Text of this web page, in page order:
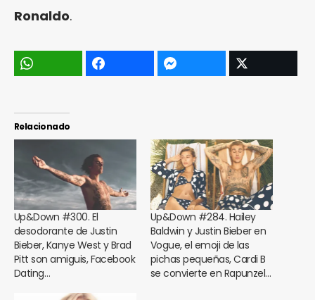
Ronaldo.
Relacionado
Up&Down #300. El
desodorante de Justin
Bieber, Kanye West y Brad
Pitt son amiguis, Facebook
Dating…
Up&Down #284. Hailey
Baldwin y Justin Bieber en
Vogue, el emoji de las
pichas pequeñas, Cardi B
se convierte en Rapunzel…